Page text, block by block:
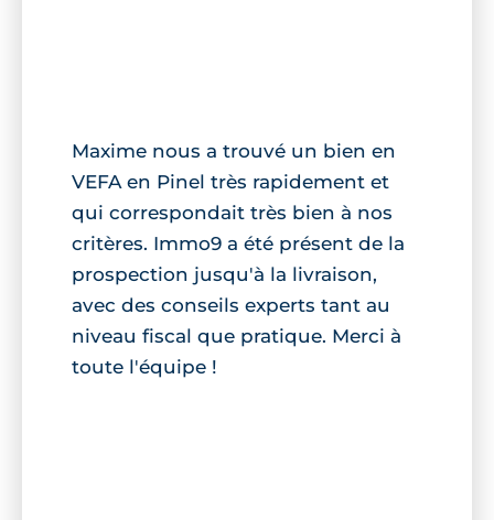
Maxime nous a trouvé un bien en
VEFA en Pinel très rapidement et
qui correspondait très bien à nos
critères. Immo9 a été présent de la
prospection jusqu'à la livraison,
avec des conseils experts tant au
niveau fiscal que pratique. Merci à
toute l'équipe !